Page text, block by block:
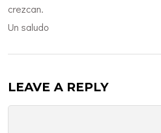
crezcan.
Un saludo
LEAVE A REPLY